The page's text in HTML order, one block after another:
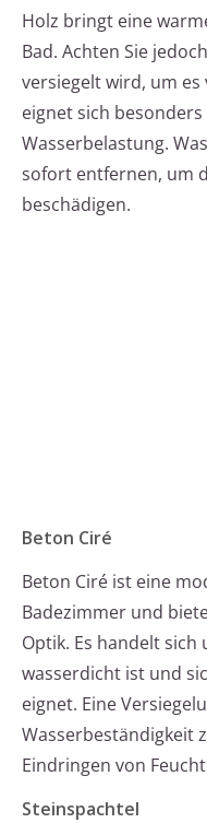
Holz bringt eine
Bad. Achten Sie
versiegelt wird, um es
eignet sich
Wasserbelastung.
sofort entfernen, um
beschädigen.
Beton Ciré
Beton Ciré ist eine
Badezimmer und
Optik. Es handelt
wasserdicht ist und
eignet. Eine
Wasserbeständigkeit
Eindringen von
Steinspachtel